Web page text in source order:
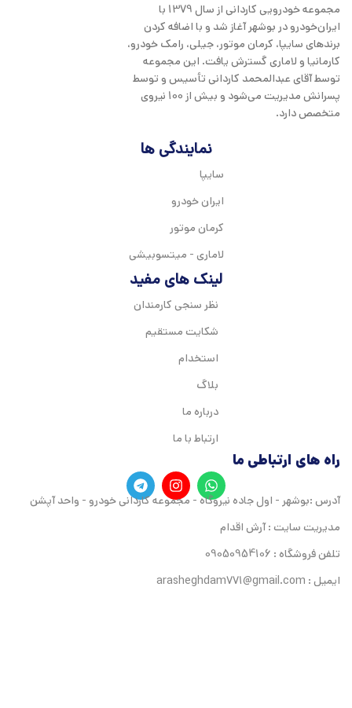
مجموعه خودرویی کاردانی از سال 1379 با
ایران‌خودرو در بوشهر آغاز شد و با اضافه کردن
برندهای سایپا، کرمان موتور، جیلی، رامک خودرو،
کارمانیا و لاماری گسترش یافت. این مجموعه
توسط آقای عبدالمحمد کاردانی تأسیس و توسط
پسرانش مدیریت می‌شود و بیش از 100 نیروی
متخصص دارد.
نمایندگی ها
سایپا
ایران خودرو
کرمان موتور
لاماری - میتسوبیشی
لینک های مفید
نظر سنجی کارمندان
شکایت مستقیم
استخدام
بلاگ
درباره ما
ارتباط با ما
راه های ارتباطی ما
آدرس :بوشهر - اول جاده نیروگاه - مجموعه کاردانی خودرو - واحد آپشن
مدیریت سایت : آرش اقدام
تلفن فروشگاه : 09050954106
ایمیل : arasheghdam771@gmail.com